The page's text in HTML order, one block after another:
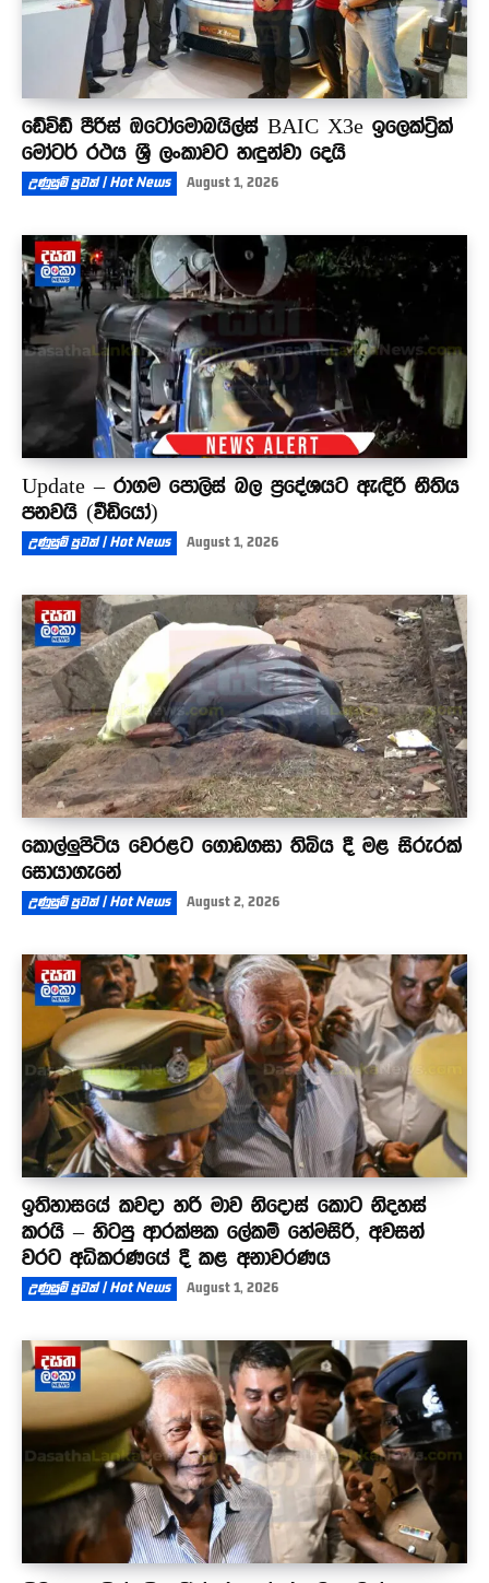
ඩේවිඩ් පීරිස් ඔටෝමොබයිල්ස් BAIC X3e ඉලෙක්ට්‍රික්
මෝටර් රථය ශ්‍රී ලංකාවට හඳුන්වා දෙයි
උණුසුම් පුවත් | Hot News August 1, 2026
Update – රාගම පොලිස් බල ප්‍රදේශයට ඇඳිරි නීතිය
පනවයි (වීඩියෝ)
උණුසුම් පුවත් | Hot News August 1, 2026
කොල්ලුපිටිය වෙරළට ගොඩගසා තිබිය දී මළ සිරුරක්
සොයාගැනේ
උණුසුම් පුවත් | Hot News August 2, 2026
ඉතිහාසයේ කවදා හරි මාව නිදොස් කොට නිදහස්
කරයි – හිටපු ආරක්ෂක ලේකම් හේමසිරි, අවසන්
වරට අධිකරණයේ දී කළ අනාවරණය
උණුසුම් පුවත් | Hot News August 1, 2026